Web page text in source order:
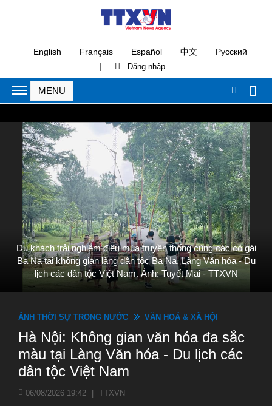
English Français Español 中文 Русский
|
Du khách trải nghiệm điệu múa truyền thống cùng các cô gái
Ba Na tại không gian làng dân tộc Ba Na, Làng Văn hóa - Du
lịch các dân tộc Việt Nam. Ảnh: Tuyết Mai - TTXVN
ẢNH THỜI SỰ TRONG NƯỚC VĂN HOÁ & XÃ HỘI
Hà Nội: Không gian văn hóa đa sắc
màu tại Làng Văn hóa - Du lịch các
dân tộc Việt Nam
06/08/2026 19:42 TTXVN